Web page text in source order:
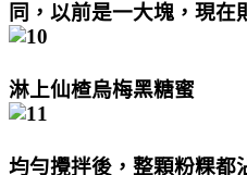
同，以前是一大塊，現在
淋上仙楂烏梅黑糖蜜
均勻攪拌後，整顆粉粿都